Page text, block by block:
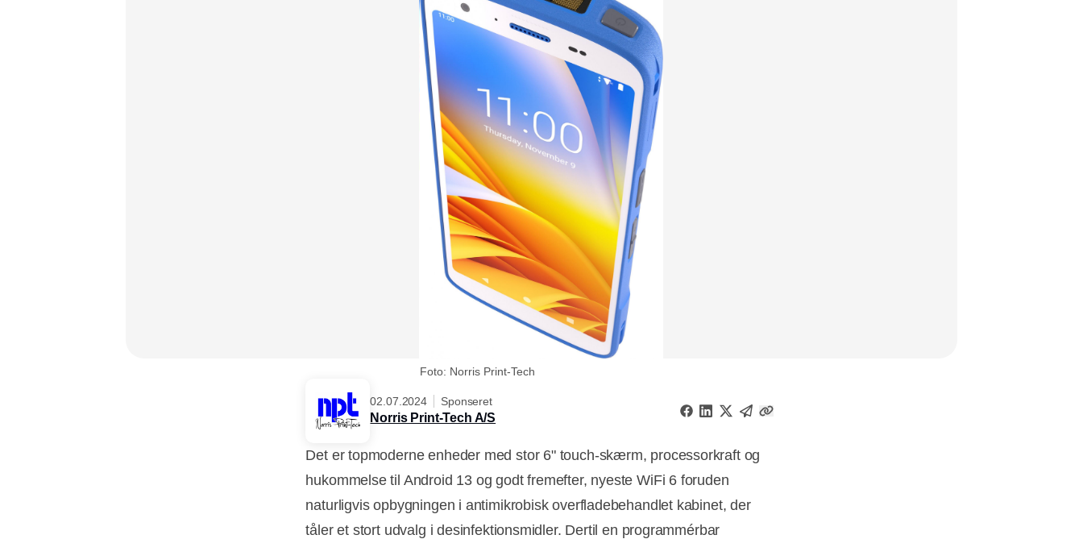
Foto: Norris Print-Tech
02.07.2024 Sponseret
Norris Print-Tech A/S
Det er topmoderne enheder med stor 6" touch-skærm, processorkraft og
hukommelse til Android 13 og godt fremefter, nyeste WiFi 6 foruden
naturligvis opbygningen i antimikrobisk overfladebehandlet kabinet, der
tåler et stort udvalg i desinfektionsmidler. Dertil en programmérbar